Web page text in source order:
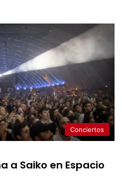
Conciertos
a Saiko en Espacio